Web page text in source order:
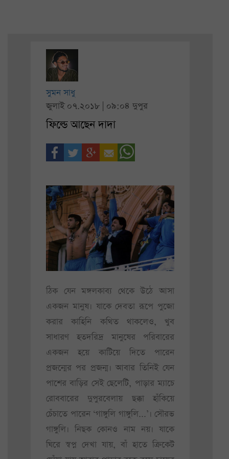
সুমন সাধু
জুলাই ০৭.২০১৮ | ০৯:০৪ দুপুর
ফিল্ডে আছেন দাদা
ঠিক যেন মঙ্গলকাব্য থেকে উঠে আসা
একজন মানুষ। যাকে দেবতা রূপে পুজো
করার কাহিনি কথিত থাকলেও, খুব
সাধারণ হতদরিদ্র মানুষের পরিবারের
একজন হয়ে কাটিয়ে দিতে পারেন
প্রজন্মের পর প্রজন্ম। আবার তিনিই যেন
পাশের বাড়ির সেই ছেলেটি, পাড়ার ম্যাচে
রোববারের দুপুরবেলায় ছক্কা হাঁকিয়ে
চেঁচাতে পারেন ‘গাঙ্গুলি গাঙ্গুলি...’। সৌরভ
গাঙ্গুলি। নিছক কোনও নাম নয়। যাকে
ঘিরে স্বপ্ন দেখা যায়, বাঁ হাতে ক্রিকেট